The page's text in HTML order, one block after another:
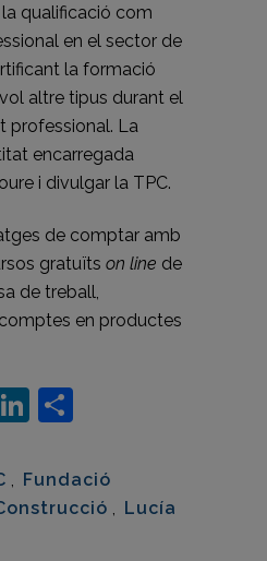
qualificació com
en el sector de
la formació
altre tipus durant el
professional. La
encarregada
i divulgar la TPC.
de comptar amb
gratuïts on line de
de treball,
en productes
LinkedIn
, Fundació
, Lucía